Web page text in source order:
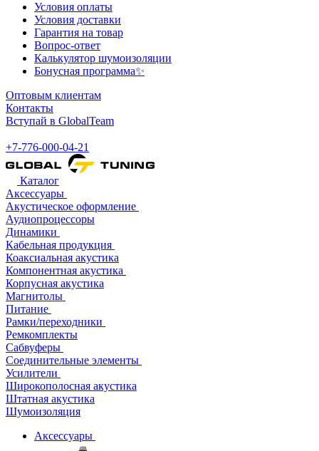
Условия оплаты
Условия доставки
Гарантия на товар
Вопрос-ответ
Калькулятор шумоизоляции
Бонусная программа✨
Оптовым клиентам
Контакты
Вступай в GlobalTeam
+7-776-000-04-21
Каталог
Аксессуары
Акустическое оформление
Аудиопроцессоры
Динамики
Кабельная продукция
Коаксиальная акустика
Компонентная акустика
Корпусная акустика
Магнитолы
Питание
Рамки/переходники
Ремкомплекты
Сабвуферы
Соединительные элементы
Усилители
Широкополосная акустика
Штатная акустика
Шумоизоляция
Аксессуары